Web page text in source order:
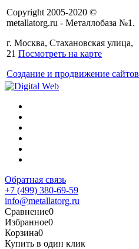
Copyright 2005-2020 ©
metallatorg.ru - Металлобаза №1.
г. Москва, Стахановская улица,
21 Посмотреть на карте
Создание и продвижение сайтов
Обратная связь
+7 (499) 380-69-59
info@metallatorg.ru
Сравнение0
Избранное0
Корзина0
Купить в один клик